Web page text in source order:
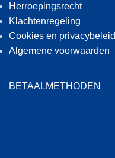
Herroepingsrecht
Klachtenregeling
Cookies en privacybeleid
Algemene voorwaarden
BETAALMETHODEN